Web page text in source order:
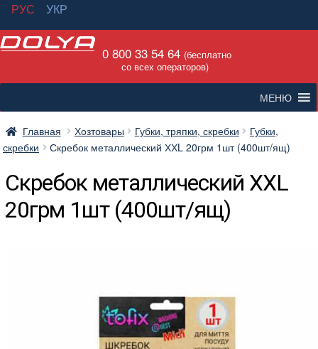
РУС
УКР
Перейти
навигации
Перейти
содержимому
0 800 33 54 64 (бесплатно
со всех операторов)
МЕНЮ
Главная Хозтовары Губки, тряпки, скребки
Губки,
скребки
Скребок металлический ХХL 20грм 1шт (400шт/ящ)
Скребок металлический ХХL
20грм 1шт (400шт/ящ)